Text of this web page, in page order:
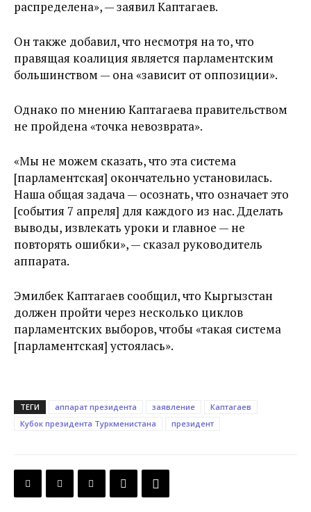
распределена», — заявил Каптагаев.
Он также добавил, что несмотря на то, что
правящая коалиция является парламентским
большинством — она «зависит от оппозиции».
Однако по мнению Каптагаева правительством
не пройдена «точка невозврата».
«Мы не можем сказать, что эта система
[парламентская] окончательно установилась.
Наша общая задача — осознать, что означает это
[события 7 апреля] для каждого из нас. Дделать
выводы, извлекать уроки и главное — не
повторять ошибки», — сказал руководитель
аппарата.
Эмилбек Каптагаев сообщил, что Кыргызстан
должен пройти через несколько циклов
парламентских выборов, чтобы «такая система
[парламентская] устоялась».
ТЕГИ аппарат президента заявление
Каптагаев
Кубок президента Туркменистана
президент